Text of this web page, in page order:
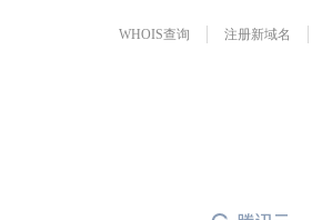
WHOIS查询 注册新域名